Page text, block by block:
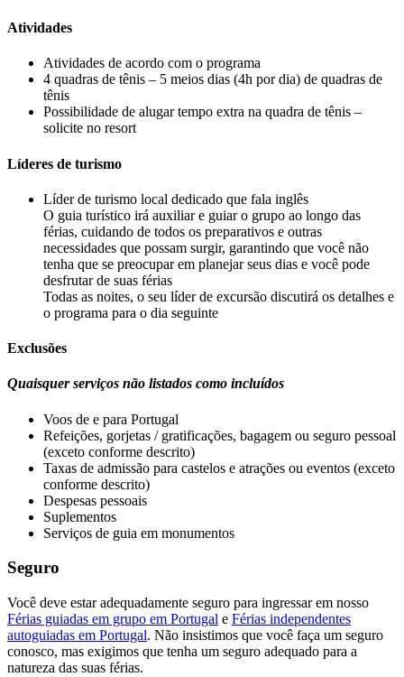
Atividades
Atividades de acordo com o programa
4 quadras de tênis – 5 meios dias (4h por dia) de quadras de
tênis
Possibilidade de alugar tempo extra na quadra de tênis –
solicite no resort
Líderes de turismo
Líder de turismo local dedicado que fala inglês
O guia turístico irá auxiliar e guiar o grupo ao longo das
férias, cuidando de todos os preparativos e outras
necessidades que possam surgir, garantindo que você não
tenha que se preocupar em planejar seus dias e você pode
desfrutar de suas férias
Todas as noites, o seu líder de excursão discutirá os detalhes e
o programa para o dia seguinte
Exclusões
Quaisquer serviços não listados como incluídos
Voos de e para Portugal
Refeições, gorjetas / gratificações, bagagem ou seguro pessoal
(exceto conforme descrito)
Taxas de admissão para castelos e atrações ou eventos (exceto
conforme descrito)
Despesas pessoais
Suplementos
Serviços de guia em monumentos
Seguro
Você deve estar adequadamente seguro para ingressar em nosso
Férias guiadas em grupo em Portugal e Férias independentes
autoguiadas em Portugal. Não insistimos que você faça um seguro
conosco, mas exigimos que tenha um seguro adequado para a
natureza das suas férias.